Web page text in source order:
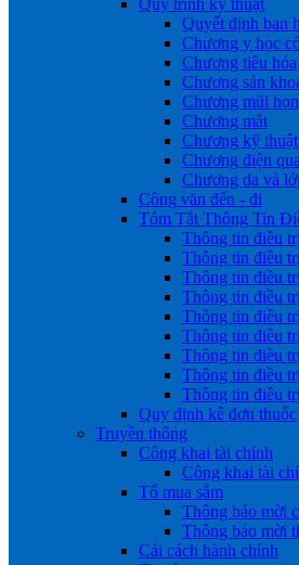
Quy trình kỹ thuật
Quyết định ban
Chương y học
Chương tiêu hóa
Chương sản
Chương mũi
Chương mắt
Chương kỹ
Chương điện
Chương da và
Công văn đến - đi
Tóm Tắt Thông Tin
Thông tin điều
Thông tin điều
Thông tin điều
Thông tin điều
Thông tin điều
Thông tin điều
Thông tin điều
Thông tin điều
Thông tin điều
Quy định kê đơn thuốc
Truyền thông
Công khai tài chính
Công khai tài
Tổ mua sắm
Thông báo mời
Thông báo mời
Cải cách hành chính